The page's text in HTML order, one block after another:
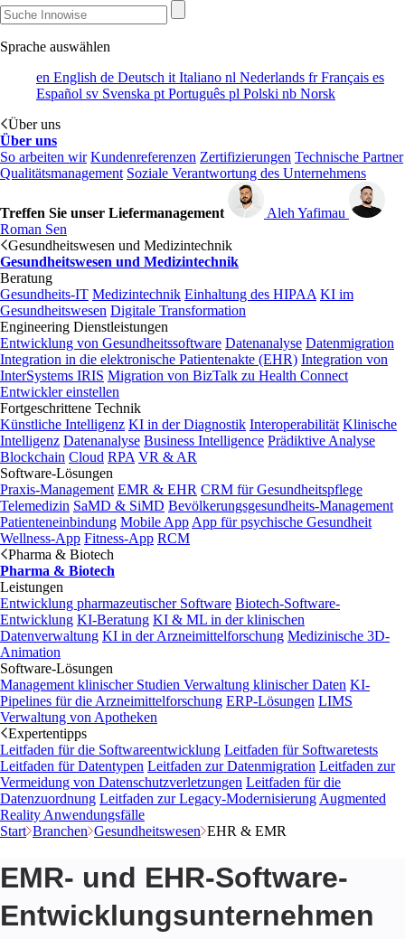
Sprache auswählen
en English de Deutsch it Italiano nl Nederlands frFrançais es
Español sv Svenska pt Português pl Polski nb Norsk
Über uns
Über uns
So arbeiten wir Kundenreferenzen Zertifizierungen Technische Partner
Qualitätsmanagement Soziale Verantwortung des Unternehmens
Treffen Sie unser Liefermanagement
Aleh Yafimau
Roman Sen
Gesundheitswesen und Medizintechnik
Gesundheitswesen und Medizintechnik
Beratung
Gesundheits-IT Medizintechnik Einhaltung des HIPAA KI im
Gesundheitswesen Digitale Transformation
Engineering Dienstleistungen
Entwicklung von Gesundheitssoftware Datenanalyse Datenmigration
Integration in die elektronische Patientenakte (EHR) Integration von
InterSystems IRIS Migration von BizTalk zu Health Connect
Entwickler einstellen
Fortgeschrittene Technik
Künstliche Intelligenz KI in der Diagnostik Interoperabilität Klinische
Intelligenz Datenanalyse Business Intelligence Prädiktive Analyse
Blockchain Cloud RPA VR & AR
Software-Lösungen
Praxis-Management EMR & EHR CRM für Gesundheitspflege
Telemedizin SaMD & SiMD Bevölkerungsgesundheits-Management
Patienteneinbindung Mobile App App für psychische Gesundheit
Wellness-App Fitness-App RCM
Pharma & Biotech
Pharma & Biotech
Leistungen
Entwicklung pharmazeutischer Software Biotech-Software-
Entwicklung KI-Beratung KI & ML in der klinischen
Datenverwaltung KI in der Arzneimittelforschung Medizinische 3D-
Animation
Software-Lösungen
Management klinischer Studien Verwaltung klinischer Daten KI-
Pipelines für die Arzneimittelforschung ERP-Lösungen LIMS
Verwaltung von Apotheken
Expertentipps
Leitfaden für die Softwareentwicklung Leitfaden für Softwaretests
Leitfaden für Datentypen Leitfaden zur Datenmigration Leitfaden zur
Vermeidung von Datenschutzverletzungen Leitfaden für die
Datenzuordnung Leitfaden zur Legacy-Modernisierung Augmented
Reality Anwendungsfälle
Start Branchen Gesundheitswesen EHR & EMR
EMR- und EHR-Software-
Entwicklungsunternehmen